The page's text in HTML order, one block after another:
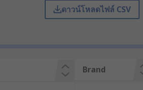
lighting purposes, in both
ดาวน์โหลดไฟล์ CSV
Brand